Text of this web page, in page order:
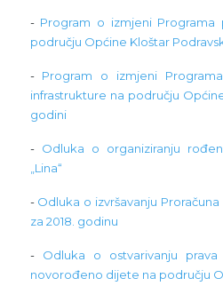
-Program o izmjeni Programa
području Općine Kloštar
-Program o izmjeni
infrastrukture na području
godini
- Odluka o organiziranju
„Lina“
- Odluka o izvršavanju
za 2018. godinu
- Odluka o ostvarivanju
novorođeno dijete na području